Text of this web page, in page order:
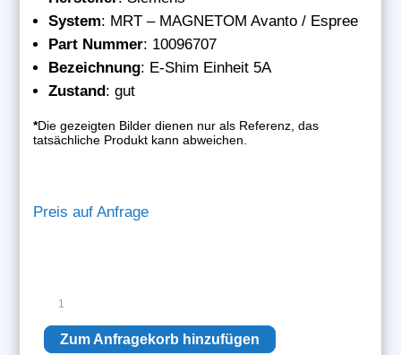
System: MRT – MAGNETOM Avanto / Espree
Part Nummer: 10096707
Bezeichnung: E-Shim Einheit 5A
Zustand: gut
*Die gezeigten Bilder dienen nur als Referenz, das
tatsächliche Produkt kann abweichen.
Preis auf Anfrage
Shim
Einheit
Zum Anfragekorb hinzufügen